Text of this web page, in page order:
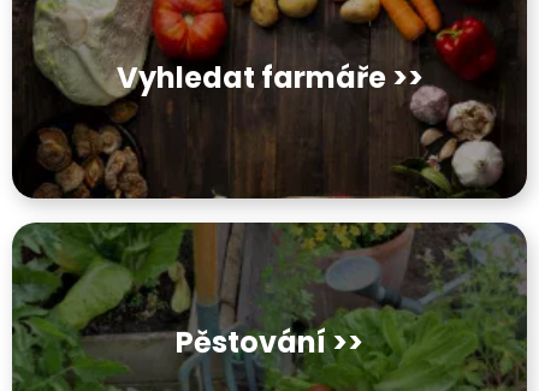
Vyhledat farmáře >>
Pěstování >>